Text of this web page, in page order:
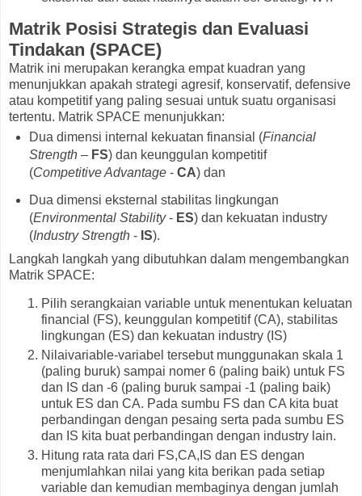
Matrik Posisi Strategis dan Evaluasi
Tindakan (SPACE)
Matrik ini merupakan kerangka empat kuadran yang
menunjukkan apakah strategi agresif, konservatif, defensive
atau kompetitif yang paling sesuai untuk suatu organisasi
tertentu. Matrik SPACE menunjukkan:
Dua dimensi internal kekuatan finansial (Financial
Strength – FS) dan keunggulan kompetitif
(Competitive Advantage- CA) dan
Dua dimensi eksternal stabilitas lingkungan
(Environmental Stability- ES) dan kekuatan industry
(Industry Strength - IS).
Langkah langkah yang dibutuhkan dalam mengembangkan
Matrik SPACE:
Pilih serangkaian variable untuk menentukan keluatan
financial (FS), keunggulan kompetitif (CA), stabilitas
lingkungan (ES) dan kekuatan industry (IS)
Nilaivariable-variabel tersebut munggunakan skala 1
(paling buruk) sampai nomer 6 (paling baik) untuk FS
dan IS dan -6 (paling buruk sampai -1 (paling baik)
untuk ES dan CA. Pada sumbu FS dan CA kita buat
perbandingan dengan pesaing serta pada sumbu ES
dan IS kita buat perbandingan dengan industry lain.
Hitung rata rata dari FS,CA,IS dan ES dengan
menjumlahkan nilai yang kita berikan pada setiap
variable dan kemudian membaginya dengan jumlah